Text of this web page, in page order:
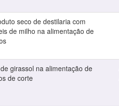
seco de destilaria com
de milho na alimentação de
girassol na alimentação de
de corte